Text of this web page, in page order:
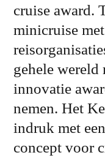
cruise award.
minicruise
gehele wereld
innovatie
nemen. Het
indruk met
concept voor